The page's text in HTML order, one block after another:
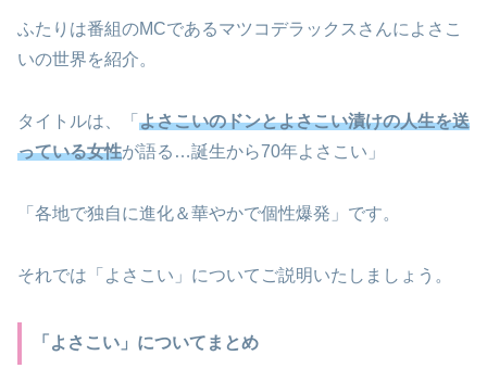
ふたりは番組のMCであるマツコデラックスさんによさこ
いの世界を紹介。
タイトルは、「 よさこいのドンとよさこい漬けの人生を送
っている女性が語る…誕生から70年よさこい」
「各地で独自に進化＆華やかで個性爆発」です。
それでは「よさこい」についてご説明いたしましょう。
「よさこい」についてまとめ